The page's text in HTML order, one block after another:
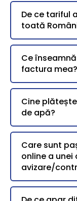
De ce tariful
toată
Ce
factura mea?
Cine
de apă?
Care sunt
online a
avizare/